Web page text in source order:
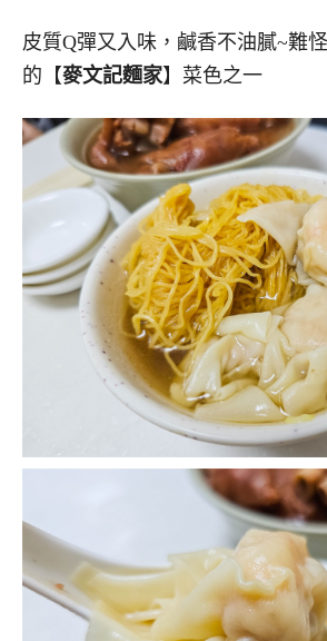
皮質Q彈又入味，鹹香不油膩~難
的【麥文記麵家】菜色之一